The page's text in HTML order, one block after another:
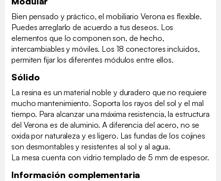
Bien pensado y práctico, el mobiliario Verona es flexible.
Puedes arreglarlo de acuerdo a tus deseos. Los
elementos que lo componen son, de hecho,
intercambiables y móviles. Los 18 conectores incluidos,
permiten fijar los diferentes módulos entre ellos.
Sólido
La resina es un material noble y duradero que no requiere
mucho mantenimiento. Soporta los rayos del sol y el mal
tiempo. Para alcanzar una máxima resistencia, la estructura
del Verona es de aluminio. A diferencia del acero, no se
oxida por naturaleza y es ligero. Las fundas de los cojines
son desmontables y resistentes al sol y al agua.
La mesa cuenta con vidrio templado de 5 mm de espesor.
Información complementaria